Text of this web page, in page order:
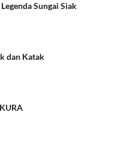
Sungai Siak
dan Katak